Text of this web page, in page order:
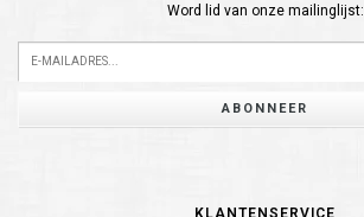
Word lid van onze mailinglijst:
ABONNEER
KLANTENSERVICE